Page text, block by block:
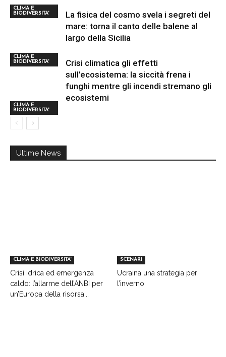
CLIMA E
BIODIVERSITA'
CLIMA E
BIODIVERSITA'
La fisica del cosmo svela i segreti del
mare: torna il canto delle balene al
largo della Sicilia
CLIMA E
BIODIVERSITA'
Crisi climatica gli effetti
sull’ecosistema: la siccità frena i
funghi mentre gli incendi stremano gli
ecosistemi
Ultime News
CLIMA E BIODIVERSITA'
Crisi idrica ed emergenza
caldo: l’allarme dell’ANBI per
un’Europa della risorsa...
SCENARI
Ucraina una strategia per
l’inverno